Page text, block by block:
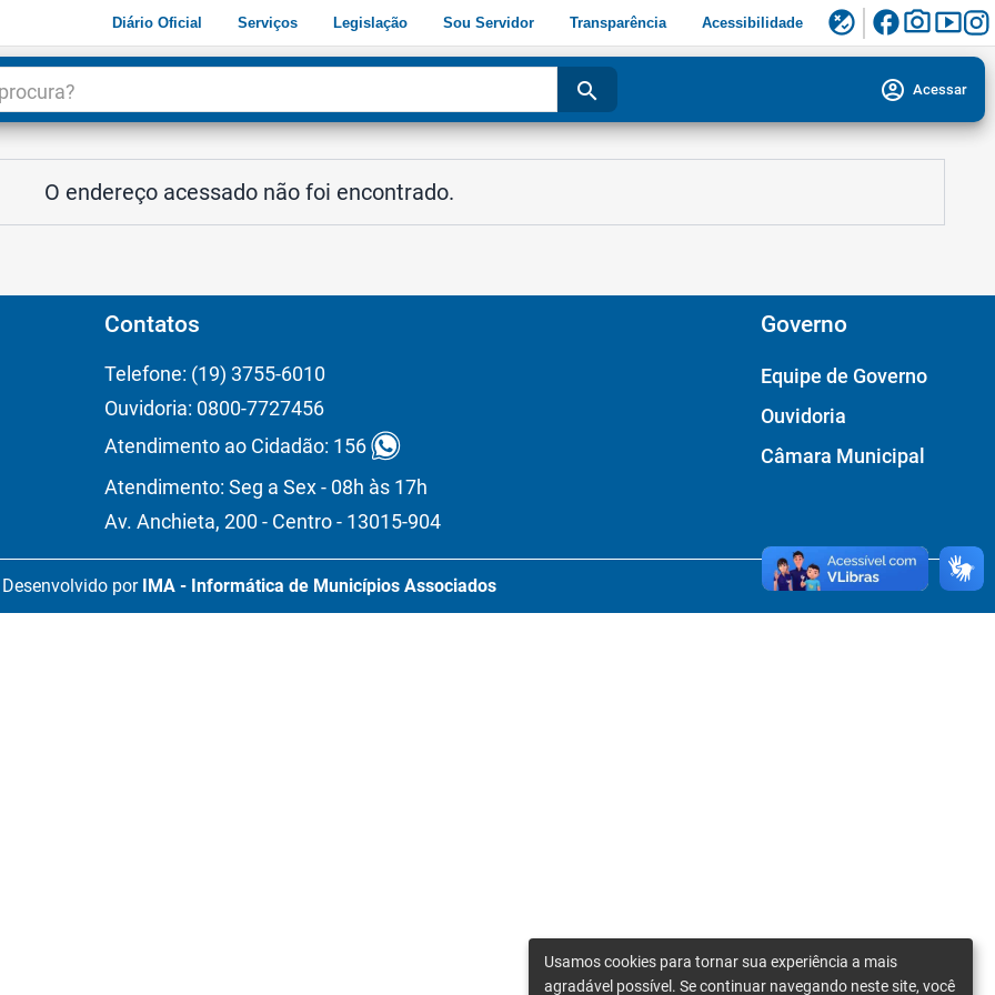
Diário Oficial Serviços Legislação Sou Servidor Transparência Acessibilidade flaky facebookphoto_camerasmart_display
search account_circle Acessar
O endereço acessado não foi encontrado.
Contatos
Telefone: (19) 3755-6010
Ouvidoria: 0800-7727456
Atendimento ao Cidadão: 156
Atendimento: Seg a Sex - 08h às 17h
Av. Anchieta, 200 - Centro - 13015-904
Governo
Equipe de Governo
Ouvidoria
Câmara Municipal
Desenvolvido por IMA - Informática de Municípios Associados
Usamos cookies para tornar sua experiência a mais
agradável possível. Se continuar navegando neste site, você